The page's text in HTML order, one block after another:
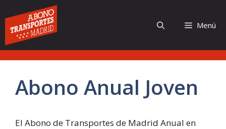
al
contenido
Menú
Abono Anual Joven
El Abono de Transportes de Madrid Anual en